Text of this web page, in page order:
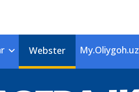
Webster My.Oliygoh.uz